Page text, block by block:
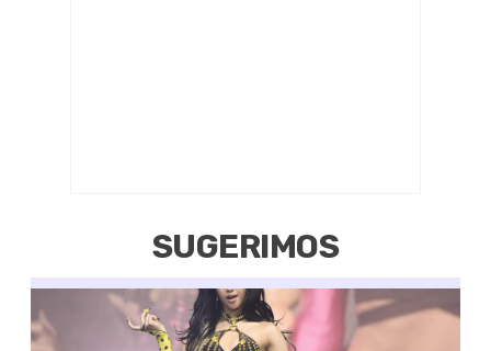
SUGERIMOS